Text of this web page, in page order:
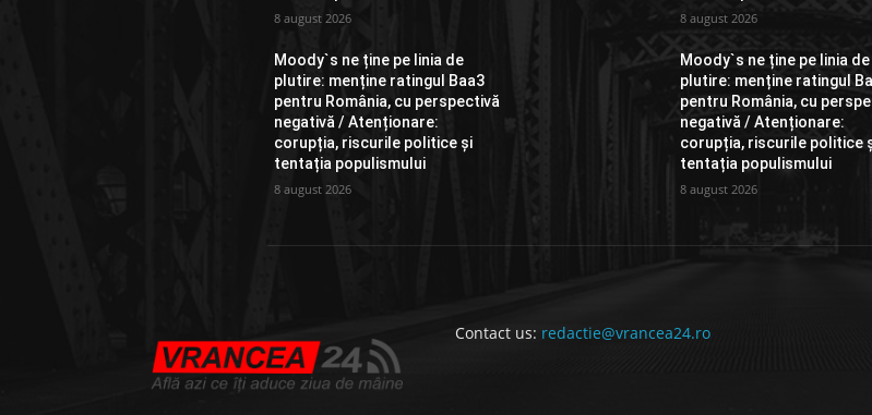
8 august 2026
Moody`s ne ține pe linia de
plutire: menține ratingul Baa3
pentru România, cu perspectivă
negativă / Atenționare:
corupția, riscurile politice și
tentația populismului
8 august 2026
8 august 2026
Moody`s ne ține pe linia de
plutire: menține ratingul
pentru România, cu
negativă / Atenționare:
corupția, riscurile politice
tentația populismului
8 august 2026
Contact us: redactie@vrancea24.ro